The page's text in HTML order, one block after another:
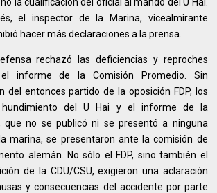
el inspector de la Marina, vicealmirante
hacer más declaraciones a la prensa.
rechazó las deficiencias y reproches
informe de la Comisión Promedio. Sin
del entonces partido de la oposición FDP, los
hundimiento del U Hai y el informe de la
que no se publicó ni se presentó a ninguna
marina, se presentaron ante la comisión de
alemán. No sólo el FDP, sino también el
de la CDU/CSU, exigieron una aclaración
y consecuencias del accidente por parte